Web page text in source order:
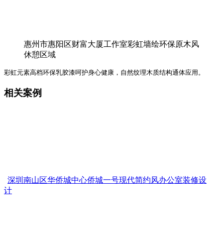
惠州市惠阳区财富大厦工作室彩虹墙绘环保原木风
休憩区域
彩虹元素高档环保乳胶漆呵护身心健康，自然纹理木质结构通体应用。
相关案例
深圳南山区华侨城中心侨城一号现代简约风办公室装修设
计